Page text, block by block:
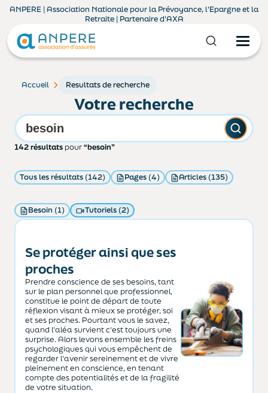
ANPERE | Association Nationale pour la Prévoyance, l'Epargne et la
Retraite | Partenaire d'AXA
Accueil Resultats de recherche
Votre recherche
142 résultats pour“besoin”
Tous les résultats (142) Pages (4) Articles (135)
Besoin (1) Tutoriels (2)
Se protéger ainsi que ses
proches
Prendre conscience de ses besoins, tant
sur le plan personnel que professionnel,
constitue le point de départ de toute
réflexion visant à mieux se protéger, soi
et ses proches. Pourtant vous le savez,
quand l'aléa survient c'est toujours une
surprise. Alors levons ensemble les freins
psychologiques qui vous empêchent de
regarder l'avenir sereinement et de vivre
pleinement en conscience, en tenant
compte des potentialités et de la fragilité
de votre situation.